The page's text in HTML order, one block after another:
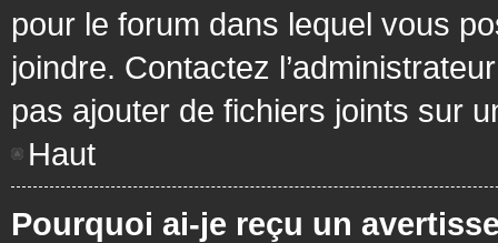
pour le forum dans lequel vous
joindre. Contactez
pas ajouter de fichiers joints sur
Haut
Pourquoi ai-je reçu un